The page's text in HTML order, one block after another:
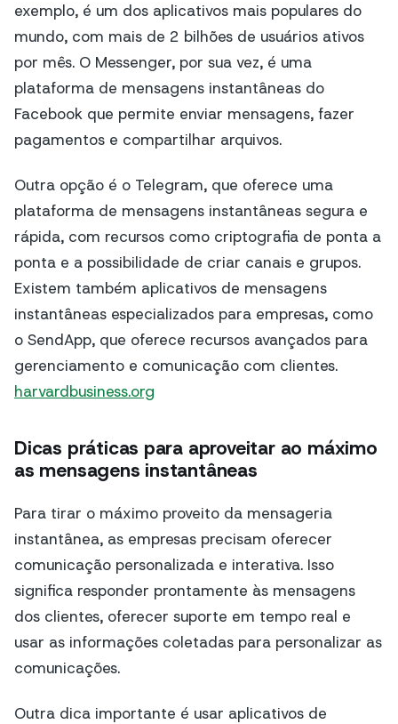
exemplo, é um dos aplicativos mais populares do
mundo, com mais de 2 bilhões de usuários ativos
por mês. O Messenger, por sua vez, é uma
plataforma de mensagens instantâneas do
Facebook que permite enviar mensagens, fazer
pagamentos e compartilhar arquivos.
Outra opção é o Telegram, que oferece uma
plataforma de mensagens instantâneas segura e
rápida, com recursos como criptografia de ponta a
ponta e a possibilidade de criar canais e grupos.
Existem também aplicativos de mensagens
instantâneas especializados para empresas, como
o SendApp, que oferece recursos avançados para
gerenciamento e comunicação com clientes.
harvardbusiness.org
Dicas práticas para aproveitar ao máximo
as mensagens instantâneas
Para tirar o máximo proveito da mensageria
instantânea, as empresas precisam oferecer
comunicação personalizada e interativa. Isso
significa responder prontamente às mensagens
dos clientes, oferecer suporte em tempo real e
usar as informações coletadas para personalizar as
comunicações.
Outra dica importante é usar aplicativos de